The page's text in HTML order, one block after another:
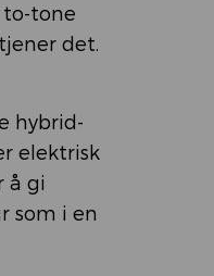
to-tone
det.
hybrid-
elektrisk
å gi
som i en